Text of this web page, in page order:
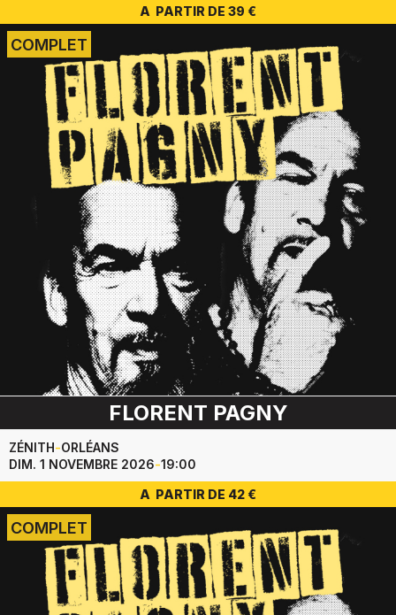
A PARTIR DE 39 €
COMPLET
FLORENT PAGNY
ZÉNITH-ORLÉANS
DIM. 1 NOVEMBRE 2026-19:00
A PARTIR DE 42 €
COMPLET